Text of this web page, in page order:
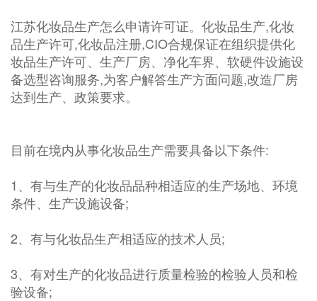
江苏化妆品生产怎么申请许可证。化妆品生产,化妆
品生产许可,化妆品注册,CIO合规保证在组织提供化
妆品生产许可、生产厂房、净化车界、软硬件设施设
备选型咨询服务,为客户解答生产方面问题,改造厂房
达到生产、政策要求。
目前在境内从事化妆品生产需要具备以下条件:
1、有与生产的化妆品品种相适应的生产场地、环境
条件、生产设施设备;
2、有与化妆品生产相适应的技术人员;
3、有对生产的化妆品进行质量检验的检验人员和检
验设备;